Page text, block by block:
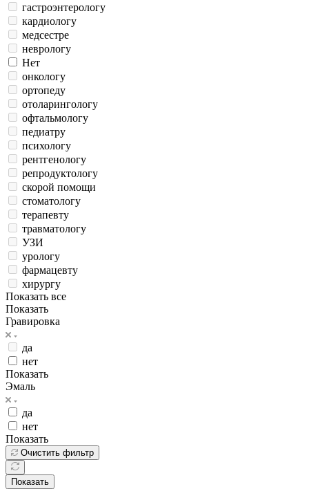
гастроэнтерологу
кардиологу
медсестре
неврологу
Нет
онкологу
ортопеду
отоларингологу
офтальмологу
педиатру
психологу
рентгенологу
репродуктологу
скорой помощи
стоматологу
терапевту
травматологу
УЗИ
урологу
фармацевту
хирургу
Показать все
Показать
Гравировка
да
нет
Показать
Эмаль
да
нет
Показать
Очистить фильтр
Показать